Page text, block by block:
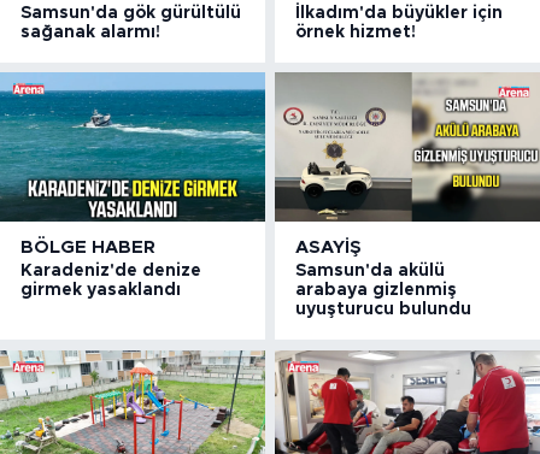
Samsun'da gök gürültülü
sağanak alarmı!
İlkadım'da büyükler için
örnek hizmet!
BÖLGE HABER
Karadeniz'de denize
girmek yasaklandı
ASAYIŞ
Samsun'da akülü
arabaya gizlenmiş
uyuşturucu bulundu